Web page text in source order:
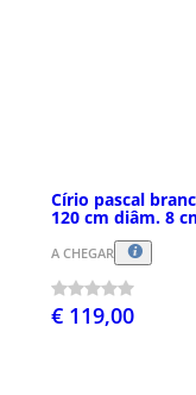
Círio pascal
120 cm diâm. 8
A CHEGAR
€ 119,00